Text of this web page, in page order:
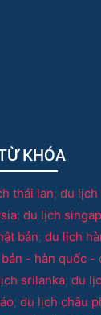
KHÓA
thái lan; du lịch
; du lịch
bản; du lịch
- hàn quốc -
srilanka; du
; du lịch châu